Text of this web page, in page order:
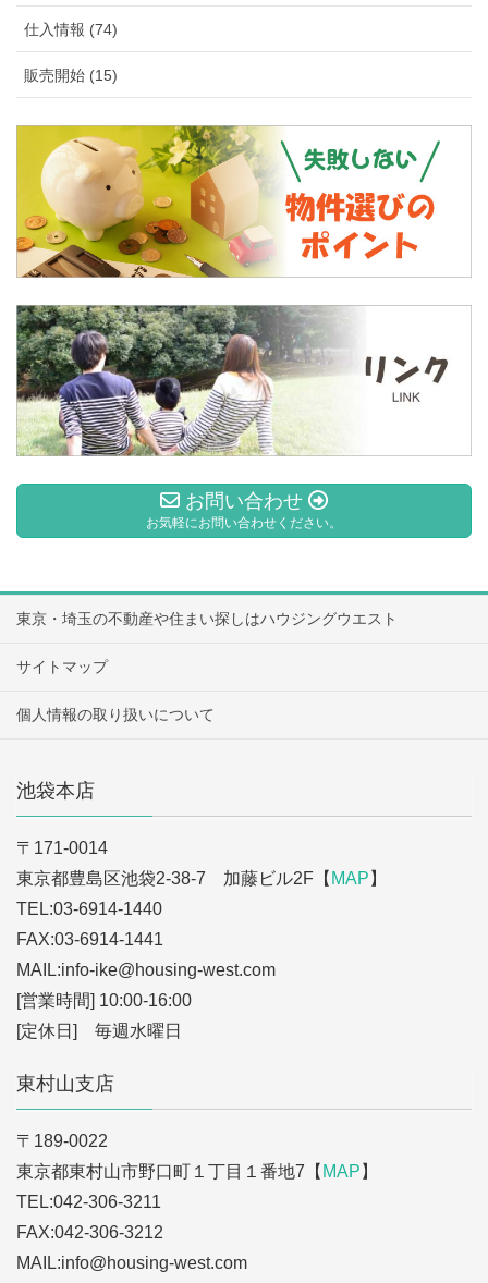
仕入情報 (74)
販売開始 (15)
お問い合わせ
お気軽にお問い合わせください。
東京・埼玉の不動産や住まい探しはハウジングウエスト
サイトマップ
個人情報の取り扱いについて
池袋本店
〒171-0014
東京都豊島区池袋2-38-7 加藤ビル2F【 MAP 】
TEL:03-6914-1440
FAX:03-6914-1441
MAIL:info-ike@housing-west.com
[営業時間] 10:00-16:00
[定休日] 毎週水曜日
東村山支店
〒189-0022
東京都東村山市野口町１丁目１番地7【 MAP 】
TEL:042-306-3211
FAX:042-306-3212
MAIL:info@housing-west.com